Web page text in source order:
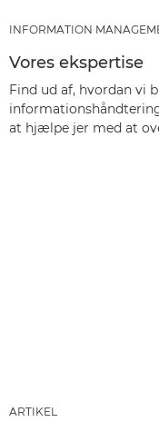
INFORMATION
Vores ekspertise
Find ud af, hvordan vi
at hjælpe jer med at
ARTIKEL